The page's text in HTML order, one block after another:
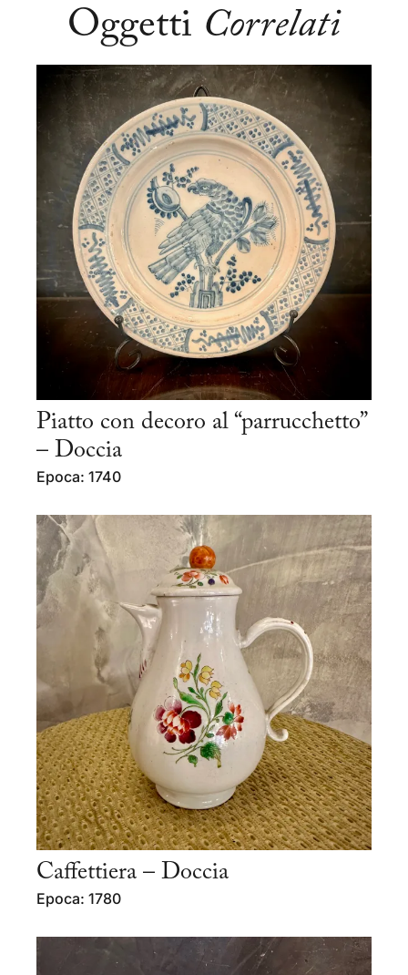
Oggetti Correlati
Piatto con decoro al “parrucchetto”
– Doccia
Epoca: 1740
Caffettiera – Doccia
Epoca: 1780